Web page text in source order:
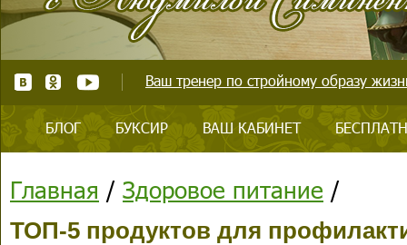
Ваш тренер по стройному образу
БЛОГ БУКСИР ВАШ КАБИНЕТ
Главная / Здоровое питание /
ТОП-5 продуктов для